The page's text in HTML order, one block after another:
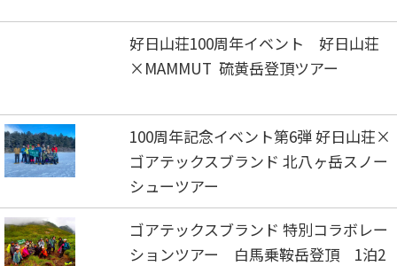
好日山荘100周年イベント 好日山荘
×MAMMUT 硫黄岳登頂ツアー
100周年記念イベント第6弾 好日山荘×
ゴアテックスブランド 北八ヶ岳スノー
シューツアー
ゴアテックスブランド 特別コラボレー
ションツアー 白馬乗鞍岳登頂 1泊2